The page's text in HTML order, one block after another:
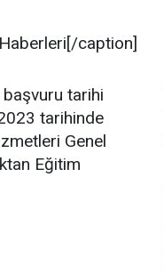
Haberleri[/caption]
başvuru tarihi
tarihinde
Genel
Eğitim